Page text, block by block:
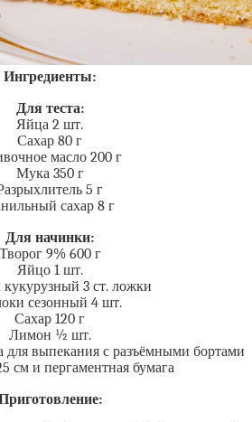
Ингредиенты:
Для теста:
Яйца 2 шт.
Сахар 80 г
масло 200 г
Мука 350 г
5 г
сахар 8 г
Для начинки:
Творог 9% 600 г
Яйцо 1 шт.
3 ст. ложки
сезонный 4 шт.
Сахар 120 г
Лимон ½ шт.
для выпекания с разъёмными бортами
см и пергаментная бумага